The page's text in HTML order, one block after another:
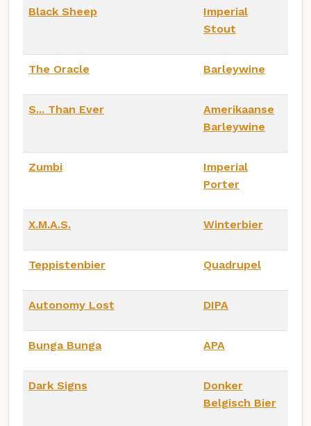
Black Sheep
Imperial
Stout
The Oracle Barleywine
S... Than Ever
Amerikaanse
Barleywine
Zumbi
Imperial
Porter
X.M.A.S. Winterbier
Teppistenbier Quadrupel
Autonomy Lost DIPA
Bunga Bunga APA
Dark Signs
Donker
Belgisch Bier